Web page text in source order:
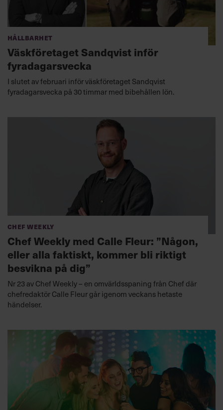
Hållbarhet
Väskföretaget Sandqvist inför
fyradagarsvecka
I slutet av februari inför väskföretaget Sandqvist
fyradagarsvecka på 30 timmar med bibehållen lön.
Chef Weekly
Chef Weekly med Calle Fleur: ”Någon,
eller alla faktiskt, kommer bli riktigt
besvikna på dig”
Nr 23 av Chef Weekly – en omvärldsspaning från Chef där
chefredaktör Calle Fleur går igenom veckans hetaste
händelser.